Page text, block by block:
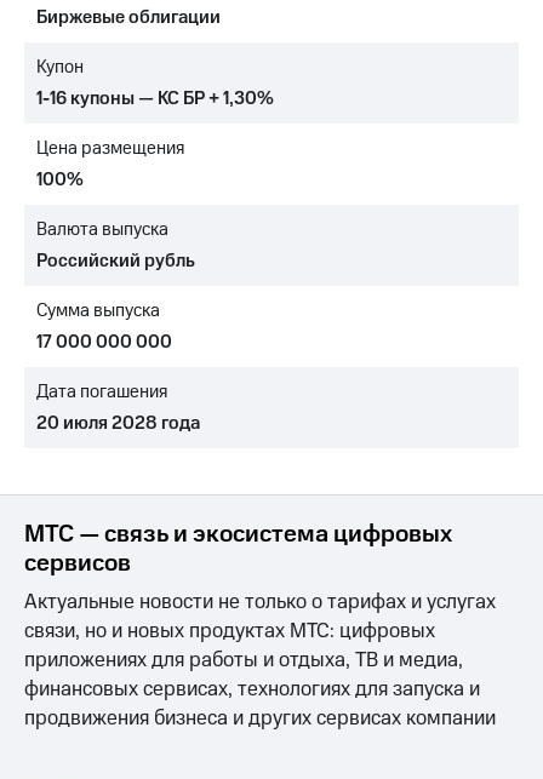
Достижения
Интервью
отчетность
Контакты
Новости
в
и акционерам
Корпоративное
Корпоративный
секретарь
Раскрытие
информации
Информация
акционерам
Документы
ПАО
"МТС"
Собрания
акционеров
Биржевые облигации
Купон
1-16 купоны — КС БР + 1,30%
Цена размещения
100%
Валюта выпуска
Российский рубль
Сумма выпуска
17 000 000 000
Дата погашения
20 июля 2028 года
МТС — связь и экосистема цифровых
сервисов
Актуальные новости не только о тарифах и услугах
связи, но и новых продуктах МТС: цифровых
приложениях для работы и отдыха, ТВ и медиа,
финансовых сервисах, технологиях для запуска и
продвижения бизнеса и других сервисах компании